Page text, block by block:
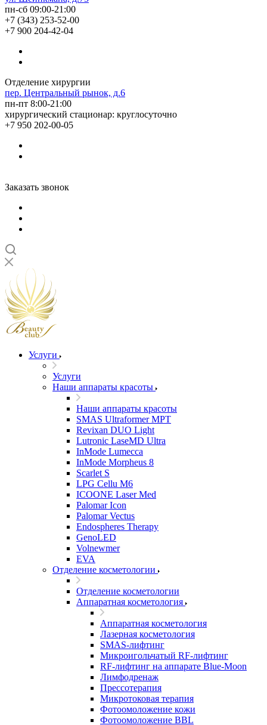
пн-сб 09:00-21:00
+7 (343) 253-52-00
+7 900 204-42-04
Отделение хирургии
пер. Центральный рынок, д.6
пн-пт 8:00-21:00
хирургический стационар: круглосуточно
+7 950 202-00-05
Заказать звонок
Услуги
Услуги
Наши аппараты красоты
Наши аппараты красоты
SMAS Ultraformer MPT
Revixan DUO Light
Lutronic LaseMD Ultra
InMode Lumecca
InMode Morpheus 8
Scarlet S
LPG Cellu M6
ICOONE Laser Med
Palomar Icon
Palomar Vectus
Endospheres Therapy
GenoLED
Volnewmer
EVA
Отделение косметологии
Отделение косметологии
Аппаратная косметология
Аппаратная косметология
Лазерная косметология
SMAS-лифтинг
Микроигольчатый RF-лифтинг
RF-лифтинг на аппарате Blue-Moon
Лимфодренаж
Прессотерапия
Микротоковая терапия
Фотоомоложение кожи
Фотоомоложение BBL